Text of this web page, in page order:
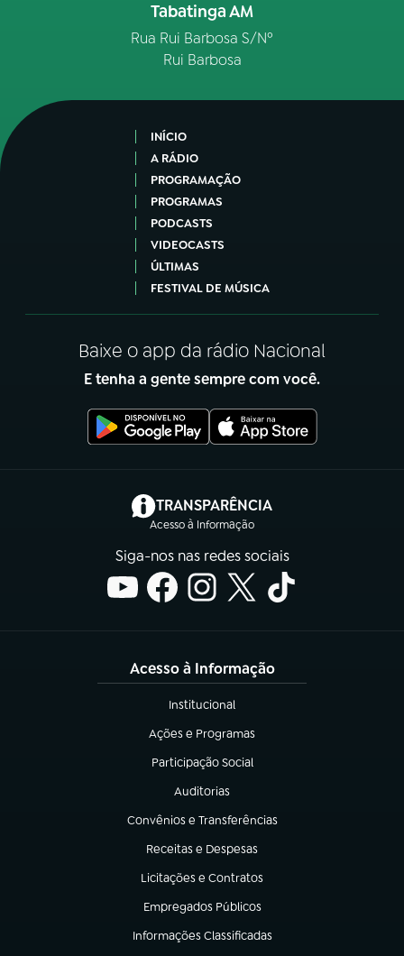
Tabatinga AM
Rua Rui Barbosa S/Nº
Rui Barbosa
INÍCIO
A RÁDIO
PROGRAMAÇÃO
PROGRAMAS
PODCASTS
VIDEOCASTS
ÚLTIMAS
FESTIVAL DE MÚSICA
Baixe o app da rádio Nacional
E tenha a gente sempre com você.
TRANSPARÊNCIA
Acesso à Informação
(abre em nova aba)
Siga-nos nas redes sociais
Acesso à Informação
Institucional
(abre em nova aba)
Ações e Programas
(abre em nova aba)
Participação Social
(abre em nova aba)
Auditorias
(abre em nova aba)
Convênios e Transferências
(abre em nova aba)
Receitas e Despesas
(abre em nova aba)
Licitações e Contratos
(abre em nova aba)
Empregados Públicos
(abre em nova aba)
Informações Classificadas
(abre em nova aba)